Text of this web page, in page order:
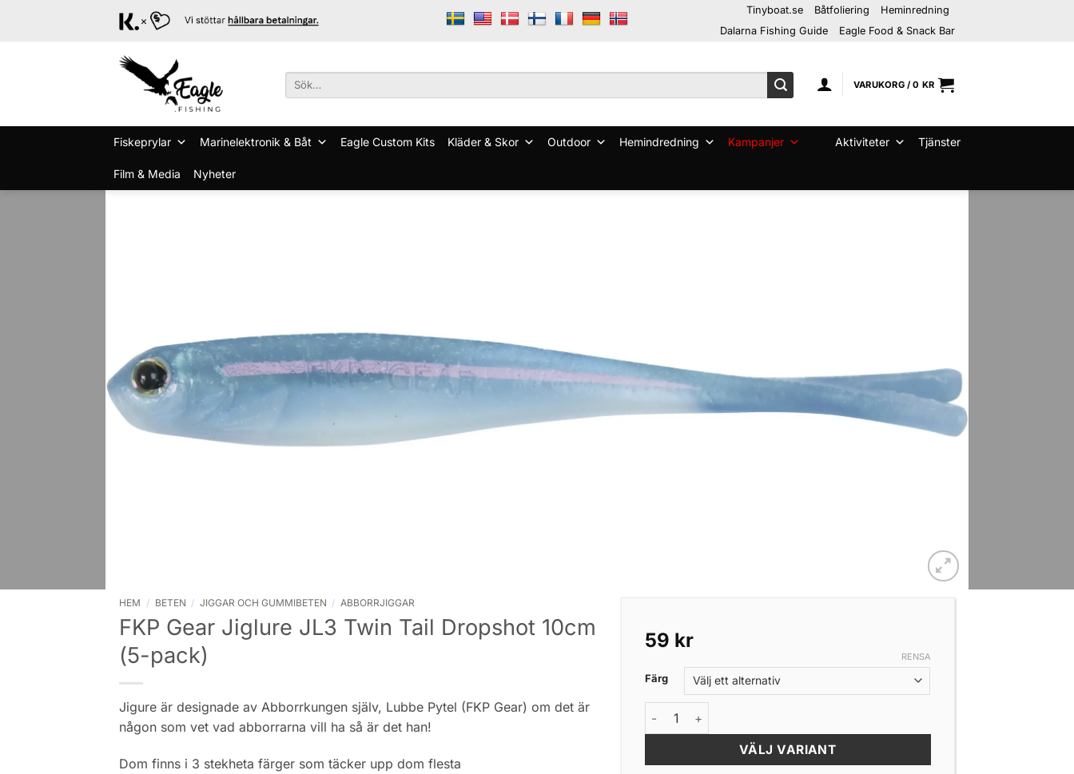
Tinyboat.se Båtfoliering
Heminredning
Dalarna Fishing Guide
Eagle Food & Snack Bar
Sök
VARUKORG /0 KR
Fiskeprylar Marinelektronik & Båt Eagle Custom Kits Kläder & Skor Outdoor Hemindredning Kampanjer Aktiviteter Tjänster
Film & Media Nyheter
HEM / BETEN / JIGGAR OCH GUMMIBETEN / ABBORRJIGGAR
FKP Gear Jiglure JL3 Twin Tail Dropshot 10cm
(5-pack)
Jigure är designade av Abborrkungen själv, Lubbe Pytel (FKP Gear) om det är
någon som vet vad abborrarna vill ha så är det han!
Dom finns i 3 stekheta färger som täcker upp dom flesta
59 kr
Färg
RENSA
FKP Gear Jiglure JL3 Twin Tail Dropshot 10cm (5-pack) mängd
VÄLJ VARIANT